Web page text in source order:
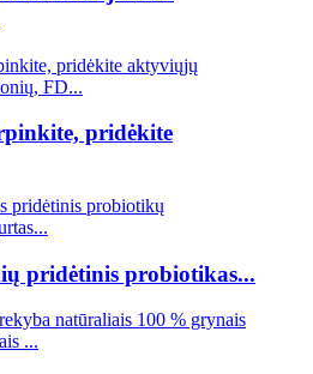
pridėkite
pridėtinis probiotikas...